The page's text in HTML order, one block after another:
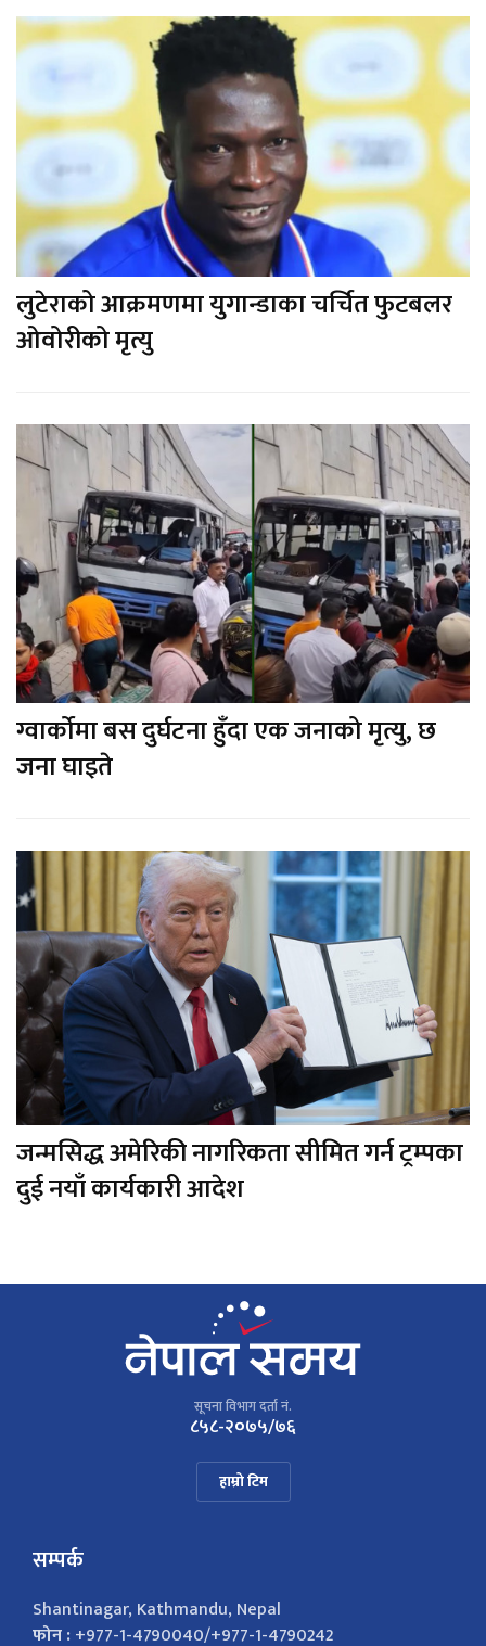
लुटेराको आक्रमणमा युगान्डाका चर्चित फुटबलर
ओवोरीको मृत्यु
ग्वार्कोमा बस दुर्घटना हुँदा एक जनाको मृत्यु, छ
जना घाइते
जन्मसिद्ध अमेरिकी नागरिकता सीमित गर्न ट्रम्पका
दुई नयाँ कार्यकारी आदेश
सूचना विभाग दर्ता नं.
८५८-२०७५/७६
हाम्रो टिम
सम्पर्क
Shantinagar, Kathmandu, Nepal
फोन :+977-1-4790040/+977-1-4790242